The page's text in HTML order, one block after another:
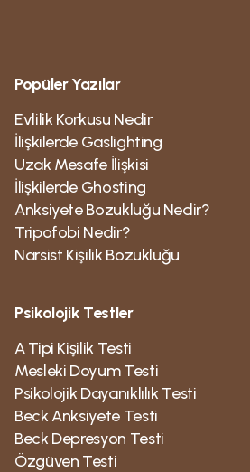
Popüler Yazılar
Evlilik Korkusu Nedir
İlişkilerde Gaslighting
Uzak Mesafe İlişkisi
İlişkilerde Ghosting
Anksiyete Bozukluğu Nedir?
Tripofobi Nedir?
Narsist Kişilik Bozukluğu
Psikolojik Testler
A Tipi Kişilik Testi
Mesleki Doyum Testi
Psikolojik Dayanıklılık Testi
Beck Anksiyete Testi
Beck Depresyon Testi
Özgüven Testi